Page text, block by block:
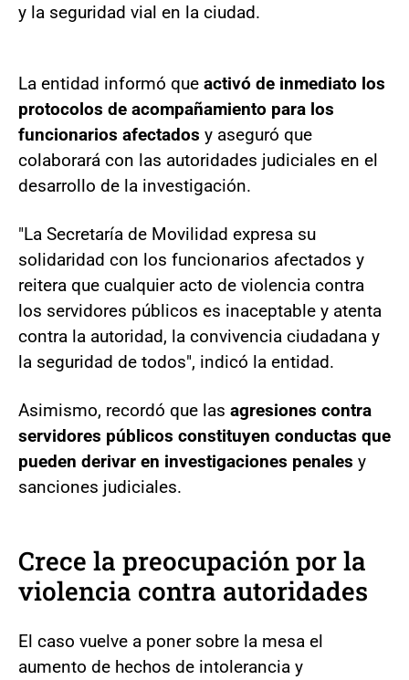
y la seguridad vial en la ciudad.
La entidad informó que activó de inmediato los
protocolos de acompañamiento para los
funcionarios afectados y aseguró que
colaborará con las autoridades judiciales en el
desarrollo de la investigación.
"La Secretaría de Movilidad expresa su
solidaridad con los funcionarios afectados y
reitera que cualquier acto de violencia contra
los servidores públicos es inaceptable y atenta
contra la autoridad, la convivencia ciudadana y
la seguridad de todos", indicó la entidad.
Asimismo, recordó que las agresiones contra
servidores públicos constituyen conductas que
pueden derivar en investigaciones penales y
sanciones judiciales.
Crece la preocupación por la
violencia contra autoridades
El caso vuelve a poner sobre la mesa el
aumento de hechos de intolerancia y